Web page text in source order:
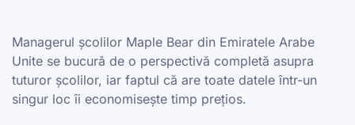
Managerul școlilor Maple Bear din Emiratele Arabe
Unite se bucură de o perspectivă completă asupra
tuturor școlilor, iar faptul că are toate datele într-un
singur loc îi economisește timp prețios.